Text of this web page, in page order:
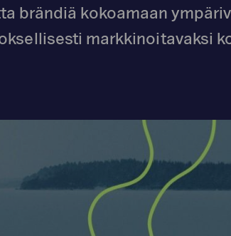
brändiä kokoamaan
markkinoitavaksi